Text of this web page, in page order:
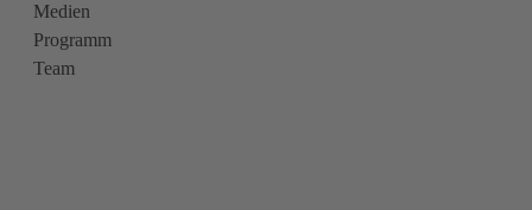
Medien
Programm
Team